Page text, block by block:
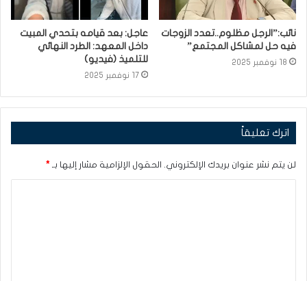
نائب:”الرجل مظلوم..تعدد الزوجات
فيه حل لمشاكل المجتمع”
18 نوفمبر 2025
عاجل: بعد قيامه بتحدي المبيت
داخل المعهد: الطرد النهائي
للتلميذ (فيديو)
17 نوفمبر 2025
اترك تعليقاً
لن يتم نشر عنوان بريدك الإلكتروني. الحقول الإلزامية مشار إليها بـ *